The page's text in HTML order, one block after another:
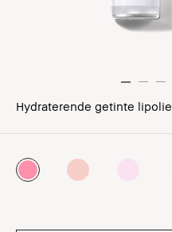
Hydraterende getinte lipolie